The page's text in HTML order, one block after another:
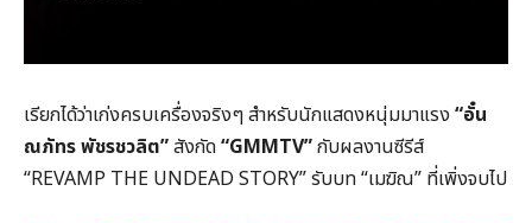
เรียกได้ว่าเก่งครบเครื่องจริงๆ สำหรับนักแสดงหนุ่มมาแรง “อั๋น
ณภัทร พัชรชวลิต”สังกัด“GMMTV”กับผลงานซีรีส์
“REVAMP THE UNDEAD STORY” รับบท “เมฆิณ” ที่เพิ่งจบไป